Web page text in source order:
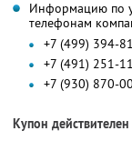
Информацию по
телефонам
+7 (499) 394-
+7 (491) 251-
+7 (930) 870-
Купон